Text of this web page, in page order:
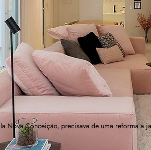
Nova Conceição, precisava de uma reforma a